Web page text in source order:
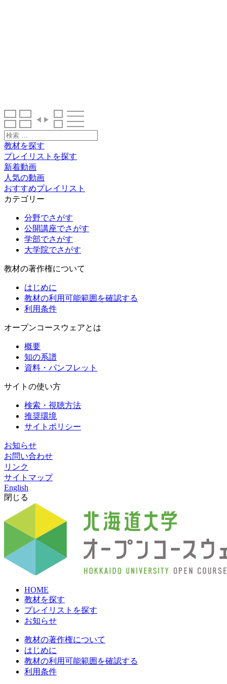
検
索:
教材を探す
プレイリストを探す
新着動画
人気の動画
おすすめプレイリスト
カテゴリー
分野でさがす
公開講座でさがす
学部でさがす
大学院でさがす
教材の著作権について
はじめに
教材の利用可能範囲を確認する
利用条件
オープンコースウェアとは
概要
知の系譜
資料・パンフレット
サイトの使い方
検索・視聴方法
推奨環境
サイトポリシー
お知らせ
お問い合わせ
リンク
サイトマップ
English
閉じる
HOME
教材を探す
プレイリストを探す
お知らせ
教材の著作権について
はじめに
教材の利用可能範囲を確認する
利用条件